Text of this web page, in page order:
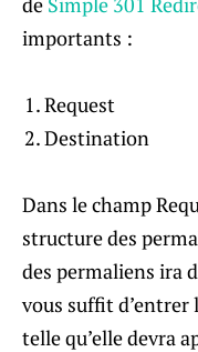
importants :
Request
Destination
Dans le champ
structure des
des permaliens ira
vous suffit d’entrer
telle qu’elle devra